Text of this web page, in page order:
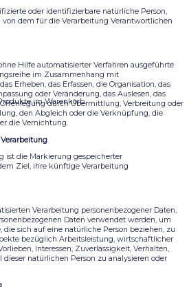
im Warenkorb.
oder identifizierbare natürliche Person,
von dem für die Verarbeitung Verantwortlichen
Hilfe automatisierter Verfahren ausgeführte
im Zusammenhang mit
Erheben, das Erfassen, die Organisation, das
oder Veränderung, das Auslesen, das
durch Übermittlung, Verbreitung oder
den Abgleich oder die Verknüpfung, die
die Vernichtung.
ist die Markierung gespeicherter
Ziel, ihre künftige Verarbeitung
Verarbeitung personenbezogener Daten,
Daten verwendet werden, um
sich auf eine natürliche Person beziehen, zu
bezüglich Arbeitsleistung, wirtschaftlicher
Interessen, Zuverlässigkeit, Verhalten,
natürlichen Person zu analysieren oder